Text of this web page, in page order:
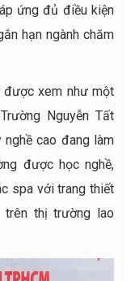
ứng đủ điều kiện
hạn ngành chăm
được xem như một
Nguyễn Tất
cao đang làm
được học nghề,
spa với trang thiết
thị trường lao